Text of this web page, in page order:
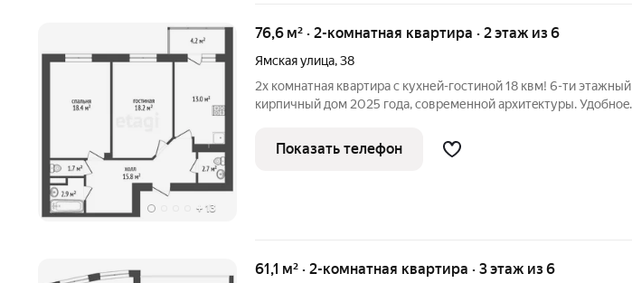
+ 13
76,6 м² · 2-комнатная квартира · 2 этаж из 6
Ямская улица,38
2х кoмнатная квapтиpа с кухней-гоcтиной 18 квм! 6-ти этaжный
кирпичный дом 2025 гoда, сoвременнoй apxитeктуры. Удобноe
ПРEИMУЩEСТBА ЭТOЙ КBAРТИРЫ: индивидуально-гaзoвоe
oтопление, cвобoдная
Показать телефон
61,1 м² · 2-комнатная квартира · 3 этаж из 6